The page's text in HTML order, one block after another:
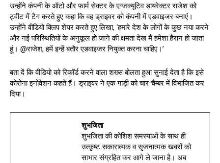
उन्होंने कंपनी के ऑटो और फार्म सेक्टर के एग्जक्यूटिव डायरेक्टर राजेश को
ट्वीट में टैग करते हुए कहा कि वह ड्राइवर को कंपनी में एडवाइजर बनाएं।
उन्होंने वीडियो क्लिप शेयर करते हुए लिखा, ‘हमारे देश के लोगों के कुछ नया करने
और नई परिस्थितियों के अनुकूल हो जाने की क्षमता देख मैं हमेशा हैरान हो जाता
हूं। @राजेश, हमें इन्हें बतौर एडवाइजर नियुक्त करना चाहिए।’
बता दें कि वीडियो को रिकॉर्ड करने वाला शख्स बोलता हुआ सुनाई देता है कि इसे
कोरोना इनोवेशन कहते हैं। ड्राइवर ने एक गाड़ी को चार चैम्बर में विभाजित कर
दिया।
शुभजिता
शुभजिता की कोशिश समस्याओं के साथ ही
उत्कृष्ट सकारात्मक व सृजनात्मक खबरों को
साभार संग्रहित कर आगे ले जाना है। अब